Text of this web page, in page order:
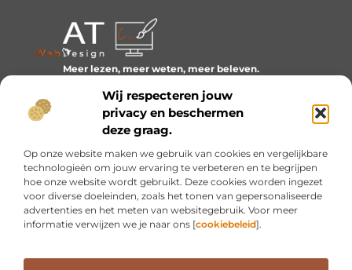
Wij respecteren jouw
privacy en beschermen
deze graag.
Op onze website maken we gebruik van cookies en vergelijkbare
technologieën om jouw ervaring te verbeteren en te begrijpen
hoe onze website wordt gebruikt. Deze cookies worden ingezet
voor diverse doeleinden, zoals het tonen van gepersonaliseerde
advertenties en het meten van websitegebruik. Voor meer
informatie verwijzen we je naar ons [cookiebeleid].
Meer lezen, meer weten, meer beleven.
het dagelijks leven boeiend maakt.
Bericht categorie
Onze informatie